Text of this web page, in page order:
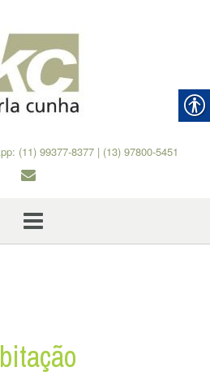
(11) 99377-8377 | (13) 97800-5451